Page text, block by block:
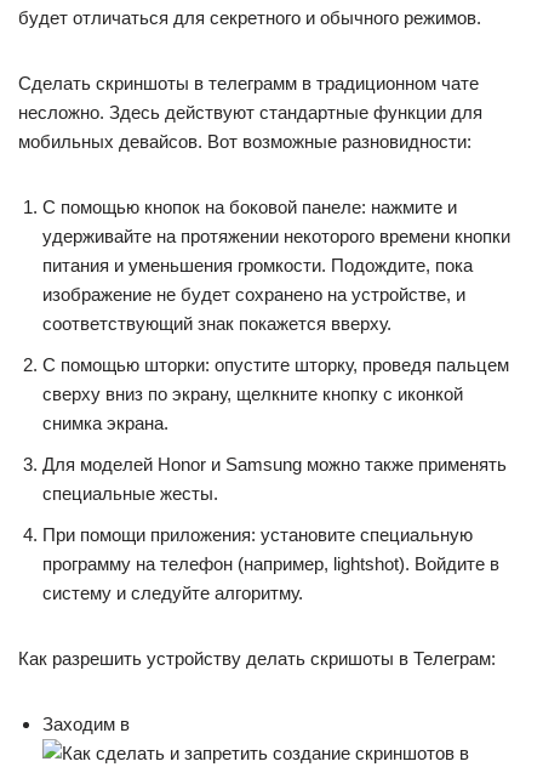
будет отличаться для секретного и обычного режимов.
Сделать скриншоты в телеграмм в традиционном чате
несложно. Здесь действуют стандартные функции для
мобильных девайсов. Вот возможные разновидности:
С помощью кнопок на боковой панеле: нажмите и
удерживайте на протяжении некоторого времени кнопки
питания и уменьшения громкости. Подождите, пока
изображение не будет сохранено на устройстве, и
соответствующий знак покажется вверху.
С помощью шторки: опустите шторку, проведя пальцем
сверху вниз по экрану, щелкните кнопку с иконкой
снимка экрана.
Для моделей Honor и Samsung можно также применять
специальные жесты.
При помощи приложения: установите специальную
программу на телефон (например, lightshot). Войдите в
систему и следуйте алгоритму.
Как разрешить устройству делать скришоты в Телеграм:
Заходим в